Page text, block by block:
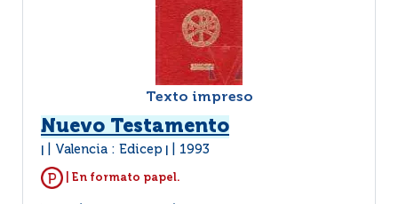
Texto impreso
Nuevo Testamento
Valencia : Edicep 1993
| En formato papel.